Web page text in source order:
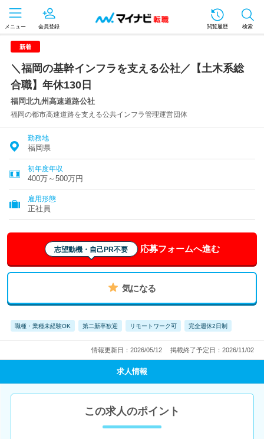
メニュー 会員登録 閲覧履歴 検索
新着
＼福岡の基幹インフラを支える公社／【土木系総
合職】年休130日
福岡北九州高速道路公社
福岡の都市高速道路を支える公共インフラ管理運営団体
勤務地
福岡県
初年度年収
400万～500万円
雇用形態
正社員
志望動機・自己PR不要 応募フォームへ進む
気になる
職種・業種未経験OK 第二新卒歓迎 リモートワーク可 完全週休2日制
情報更新日：2026/05/12 掲載終了予定日：2026/11/02
求人情報
この求人のポイント